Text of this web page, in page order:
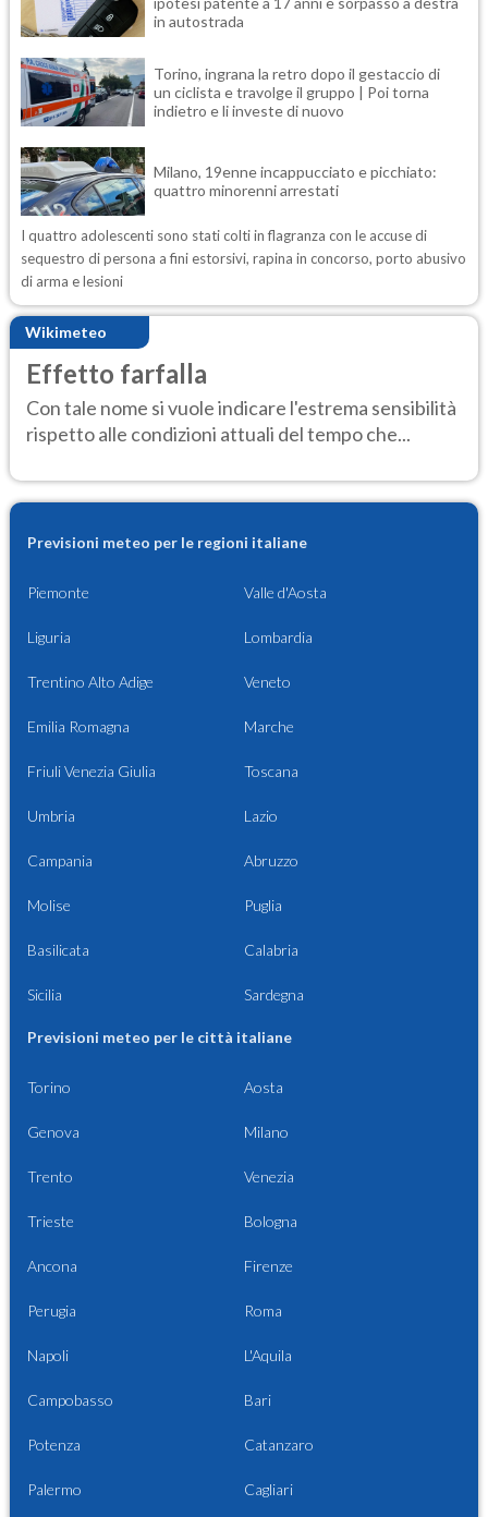
in autostrada
Torino, ingrana la retro dopo il gestaccio di
un ciclista e travolge il gruppo | Poi torna
indietro e li investe di nuovo
Milano, 19enne incappucciato e picchiato:
quattro minorenni arrestati
I quattro adolescenti sono stati colti in flagranza con le accuse di
sequestro di persona a fini estorsivi, rapina in concorso, porto abusivo
di arma e lesioni
Wikimeteo
Effetto farfalla
Con tale nome si vuole indicare l'estrema sensibilità
rispetto alle condizioni attuali del tempo che...
Previsioni meteo per le regioni italiane
Piemonte Valle d'Aosta
Liguria Lombardia
Trentino Alto Adige Veneto
Emilia Romagna Marche
Friuli Venezia Giulia Toscana
Umbria Lazio
Campania Abruzzo
Molise Puglia
Basilicata Calabria
Sicilia Sardegna
Previsioni meteo per le città italiane
Torino Aosta
Genova Milano
Trento Venezia
Trieste Bologna
Ancona Firenze
Perugia Roma
Napoli L'Aquila
Campobasso Bari
Potenza Catanzaro
Palermo Cagliari